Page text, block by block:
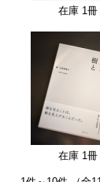
在庫 1冊
在庫 1冊